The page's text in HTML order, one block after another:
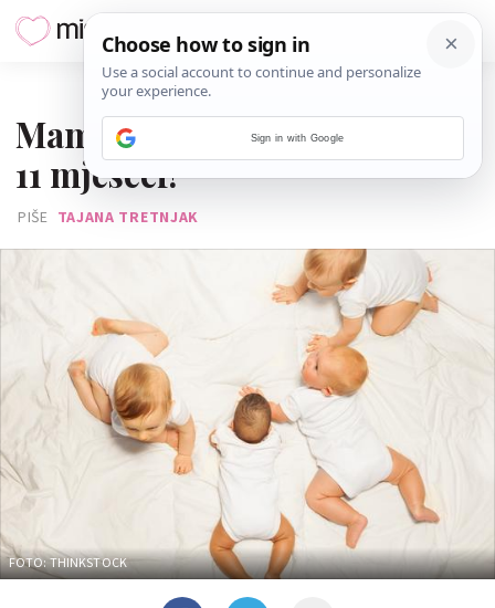
Mama rodila četvero djece u
11 mjeseci!
PIŠE TAJANA TRETNJAK
FOTO: THINKSTOCK
Sign in with Google